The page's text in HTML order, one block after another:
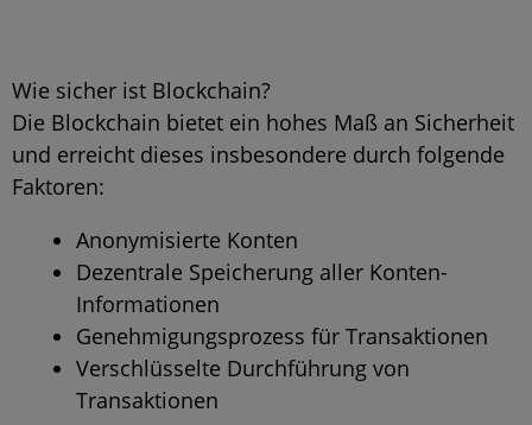
Wie sicher ist Blockchain?
Die Blockchain bietet ein hohes Maß an Sicherheit
und erreicht dieses insbesondere durch folgende
Faktoren:
Anonymisierte Konten
Dezentrale Speicherung aller Konten-
Informationen
Genehmigungsprozess für Transaktionen
Verschlüsselte Durchführung von
Transaktionen